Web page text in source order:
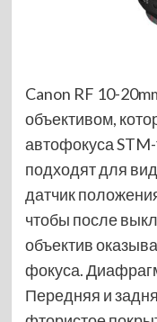
Canon RF 10-
объективом,
автофокуса
подходят для
датчик
чтобы после
объектив
фокуса.
Передняя и